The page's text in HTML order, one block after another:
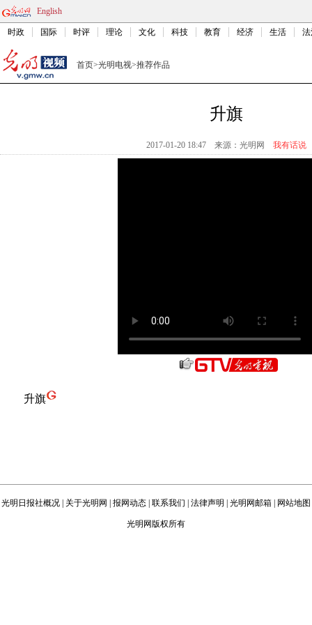
English
时政 国际 时评 理论 文化 科技 教育 经济 生活
首页>光明电视>推荐作品
升旗
2017-01-20 18:47 来源： 光明网 我有话说
升旗
光明日报社概况 关于光明网 报网动态 联系我们 法律声明 光明网邮箱 网站地图
光明网版权所有